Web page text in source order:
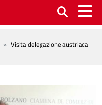
Visita delegazione austriaca